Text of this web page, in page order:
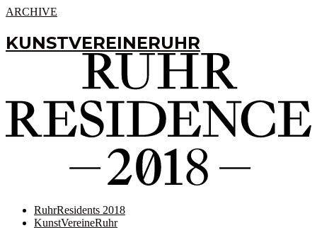
ARCHIVE
KUNSTVEREINERUHR
RuhrResidents 2018
KunstVereineRuhr